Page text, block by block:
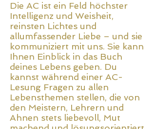
Die AC ist ein Feld höchster
Intelligenz und Weisheit,
reinsten Lichtes und
allumfassender Liebe – und sie
kommuniziert mit uns. Sie kann
Ihnen Einblick in das Buch
deines Lebens geben. Du
kannst während einer AC-
Lesung Fragen zu allen
Lebensthemen stellen, die von
den Meistern, Lehrern und
Ahnen stets liebevoll, Mut